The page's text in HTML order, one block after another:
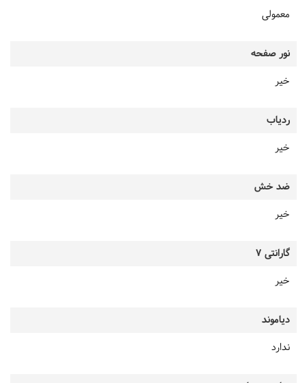
معمولی
نور صفحه
خیر
ردیاب
خیر
ضد خش
خیر
گارانتی 7
خیر
دیاموند
ندارد